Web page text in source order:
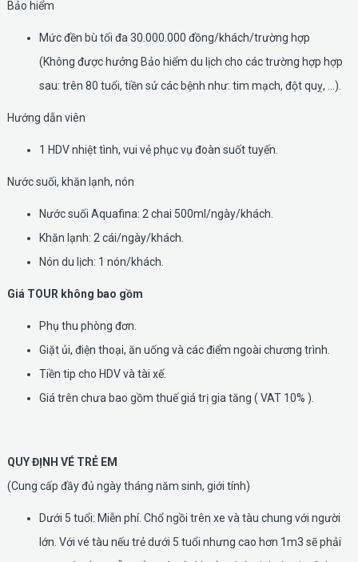
Bảo hiểm
Mức đền bù tối đa 30.000.000 đồng/khách/trường hợp
(Không được hưởng Bảo hiểm du lịch cho các trường hợp hợp
sau: trên 80 tuổi, tiền sử các bệnh như: tim mạch, đột quỵ, …).
Hướng dẫn viên
1 HDV nhiệt tình, vui vẻ phục vụ đoàn suốt tuyến.
Nước suối, khăn lạnh, nón
Nước suối Aquafina: 2 chai 500ml/ngày/khách.
Khăn lạnh: 2 cái/ngày/khách.
Nón du lịch: 1 nón/khách.
Giá TOUR không bao gồm
Phụ thu phòng đơn.
Giặt ủi, điện thoại, ăn uống và các điểm ngoài chương trình.
Tiền tip cho HDV và tài xế.
Giá trên chưa bao gồm thuế giá trị gia tăng ( VAT 10% ).
QUY ĐỊNH VÉ TRẺ EM
(Cung cấp đầy đủ ngày tháng năm sinh, giới tính)
Dưới 5 tuổi: Miễn phí. Chổ ngồi trên xe và tàu chung với người
lớn. Với vé tàu nếu trẻ dưới 5 tuổi nhưng cao hơn 1m3 sẽ phải